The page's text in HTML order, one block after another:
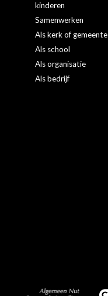
kinderen
Samenwerken
Als kerk of gemeente
Als school
Als organisatie
Als bedrijf